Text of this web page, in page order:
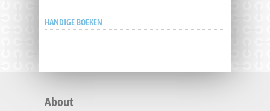
HANDIGE BOEKEN
About